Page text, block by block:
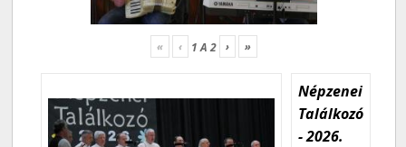
« ‹ 1A2 › »
Népzenei
Találkozó
- 2026.